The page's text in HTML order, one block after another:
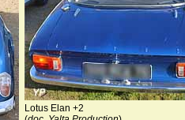
Lotus Elan +2